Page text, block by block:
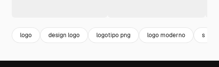
logo design logo logotipo png logo moderno s